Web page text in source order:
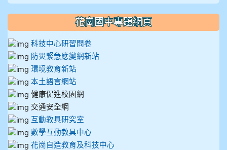
花崗國中專題網頁
科技中心研習問卷
防災緊急應變網新站
環境教育新站
本土語言網站
健康促進校園網
交通安全網
互動教具研究室
數學互動教具中心
花崗自造教育及科技中心